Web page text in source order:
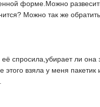
форме.Можно
Можно так же
спросила,убирает ли она
этого взяла у меня пакетик